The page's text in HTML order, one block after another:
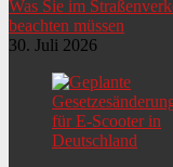
Details Handgriffe
Einsatzzweck
Anzeige Cockpit
Art Leuchtmittel vorne
Was Sie im
beachten müssen
30. Juli 2026